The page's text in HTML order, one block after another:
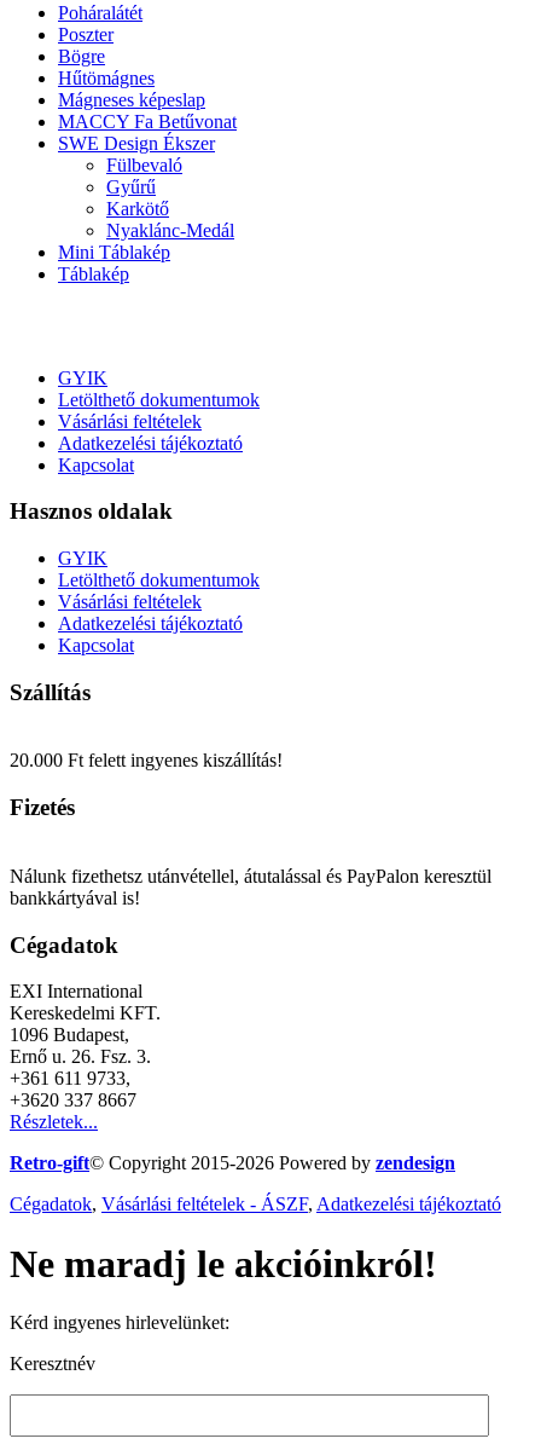
Poháralátét
Poszter
Bögre
Hűtömágnes
Mágneses képeslap
MACCY Fa Betűvonat
SWE Design Ékszer
Fülbevaló
Gyűrű
Karkötő
Nyaklánc-Medál
Mini Táblakép
Táblakép
GYIK
Letölthető dokumentumok
Vásárlási feltételek
Adatkezelési tájékoztató
Kapcsolat
Hasznos oldalak
GYIK
Letölthető dokumentumok
Vásárlási feltételek
Adatkezelési tájékoztató
Kapcsolat
Szállítás
20.000 Ft felett ingyenes kiszállítás!
Fizetés
Nálunk fizethetsz utánvétellel, átutalással és PayPalon keresztül
bankkártyával is!
Cégadatok
EXI International
Kereskedelmi KFT.
1096 Budapest,
Ernő u. 26. Fsz. 3.
+361 611 9733,
+3620 337 8667
Részletek...
Retro-gift© Copyright 2015-2026 Powered by zendesign
Cégadatok, Vásárlási feltételek - ÁSZF, Adatkezelési tájékoztató
Ne maradj le akcióinkról!
Kérd ingyenes hirlevelünket:
Keresztnév